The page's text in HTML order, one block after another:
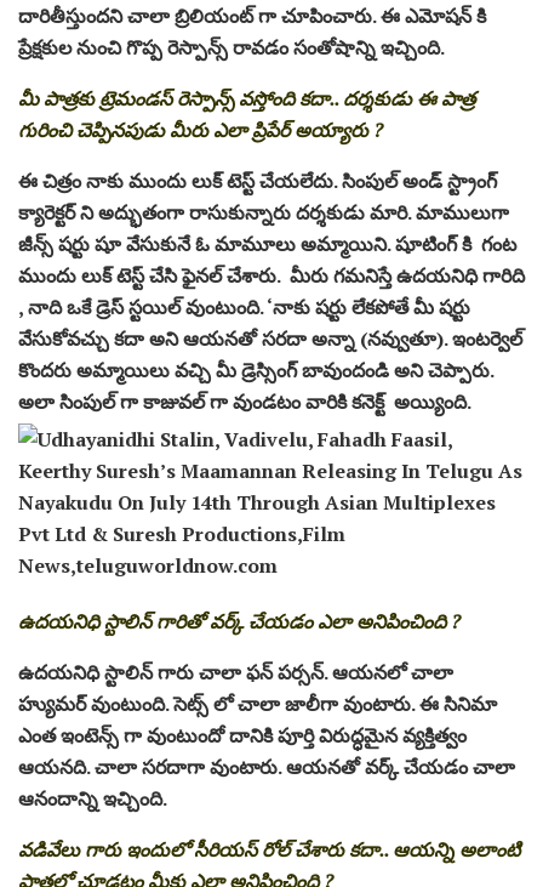
దారితీస్తుందని చాలా బ్రిలియంట్ గా చూపించారు. ఈ ఎమోషన్ కి
ప్రేక్షకుల నుంచి గొప్ప రెస్పాన్స్ రావడం సంతోషాన్ని ఇచ్చింది.
మీ పాత్రకు ట్రెమండస్ రెస్పాన్స్ వస్తోంది కదా.. దర్శకుడు ఈ పాత్ర
గురించి చెప్పినపుడు మీరు ఎలా ప్రిపేర్ అయ్యారు ?
ఈ చిత్రం నాకు ముందు లుక్ టెస్ట్ చేయలేదు. సింపుల్ అండ్ స్ట్రాంగ్
క్యారెక్టర్ ని అద్భుతంగా రాసుకున్నారు దర్శకుడు మారి. మాములుగా
జీన్స్ షర్టు షూ వేసుకునే ఓ మామూలు అమ్మాయిని. షూటింగ్ కి గంట
ముందు లుక్ టెస్ట్ చేసి ఫైనల్ చేశారు. మీరు గమనిస్తే ఉదయనిధి గారిది
, నాది ఒకే డ్రెస్ స్టయిల్ వుంటుంది. ‘నాకు షర్టు లేకపోతే మీ షర్టు
వేసుకోవచ్చు కదా అని ఆయనతో సరదా అన్నా (నవ్వుతూ). ఇంటర్వెల్
కొందరు అమ్మాయిలు వచ్చి మీ డ్రెస్సింగ్ బావుందండి అని చెప్పారు.
అలా సింపుల్ గా కాజువల్ గా వుండటం వారికి కనెక్ట్ అయ్యింది.
ఉదయనిధి స్టాలిన్ గారితో వర్క్ చేయడం ఎలా అనిపించింది ?
ఉదయనిధి స్టాలిన్ గారు చాలా ఫన్ పర్సన్. ఆయనలో చాలా
హ్యుమర్ వుంటుంది. సెట్స్ లో చాలా జాలీగా వుంటారు. ఈ సినిమా
ఎంత ఇంటెన్స్ గా వుంటుందో దానికి పూర్తి విరుద్ధమైన వ్యక్తిత్వం
ఆయనది. చాలా సరదాగా వుంటారు. ఆయనతో వర్క్ చేయడం చాలా
ఆనందాన్ని ఇచ్చింది.
వడివేలు గారు ఇందులో సీరియస్ రోల్ చేశారు కదా.. ఆయన్ని అలాంటి
పాత్రలో చూడటం మీకు ఎలా అనిపించింది ?